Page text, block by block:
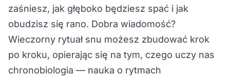
zaśniesz, jak głęboko będziesz spać i jak
obudzisz się rano. Dobra wiadomość?
Wieczorny rytuał snu możesz zbudować krok
po kroku, opierając się na tym, czego uczy nas
chronobiologia — nauka o rytmach